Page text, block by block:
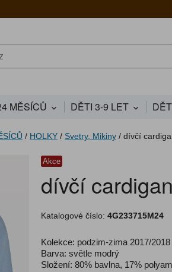
MĚSÍCŮ DĚTI 3-9 LET
/ HOLKY / Svetry, Mikiny / dívčí
Akce
dívčí cardigan
Katalogové číslo: 4G233715M24
Kolekce: podzim-zima 2017/2018
Barva: světle modrý
Složení: 80% bavlna, 17%